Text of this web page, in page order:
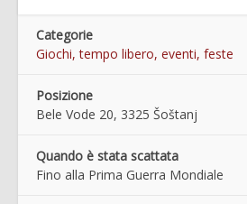
Categorie
Giochi, tempo libero, eventi, feste
Posizione
Bele Vode 20, 3325 Šoštanj
Quando è stata scattata
Fino alla Prima Guerra Mondiale